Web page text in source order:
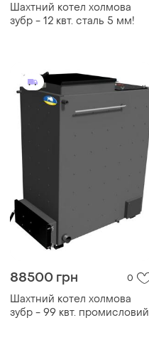
Шахтний котел холмова
зубр - 12 квт. сталь 5 мм!
88500 грн 0
Шахтний котел холмова
зубр - 99 квт. промисловий